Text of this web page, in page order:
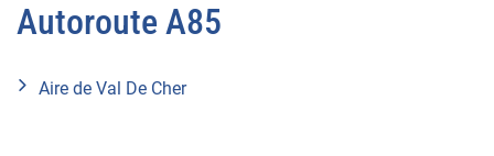
Autoroute A85
Aire de Val De Cher